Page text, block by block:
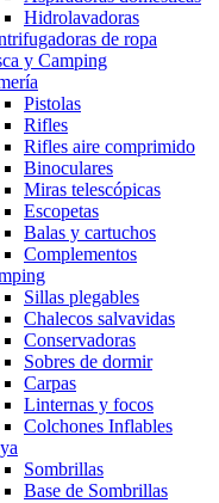
Hidrolavadoras
de ropa
y Camping
Pistolas
Rifles
Rifles aire comprimido
Binoculares
Miras telescópicas
Escopetas
Balas y cartuchos
Complementos
Sillas plegables
Chalecos salvavidas
Conservadoras
Sobres de dormir
Carpas
Linternas y focos
Colchones Inflables
Sombrillas
Base de Sombrillas